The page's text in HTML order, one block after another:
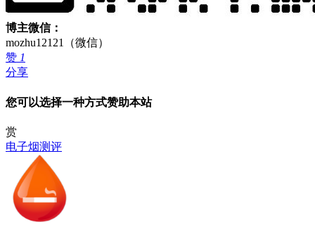
博主微信：
mozhu12121（微信）
赞 1
分享
您可以选择一种方式赞助本站
赏
电子烟测评